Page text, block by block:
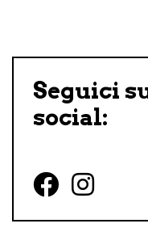
Seguici
social:
Follow
Follow